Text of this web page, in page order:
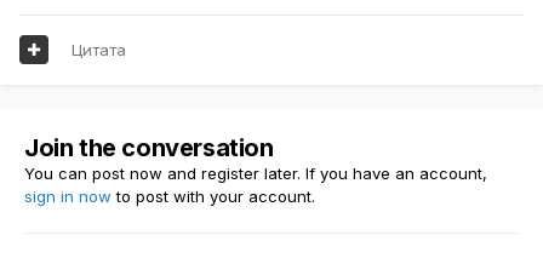
Цитата
Join the conversation
You can post now and register later. If you have an account,
sign in now to post with your account.